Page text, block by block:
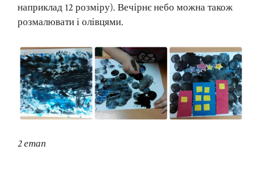
наприклад 12 розміру). Вечірнє небо можна також
розмалювати і олівцями.
2 етап